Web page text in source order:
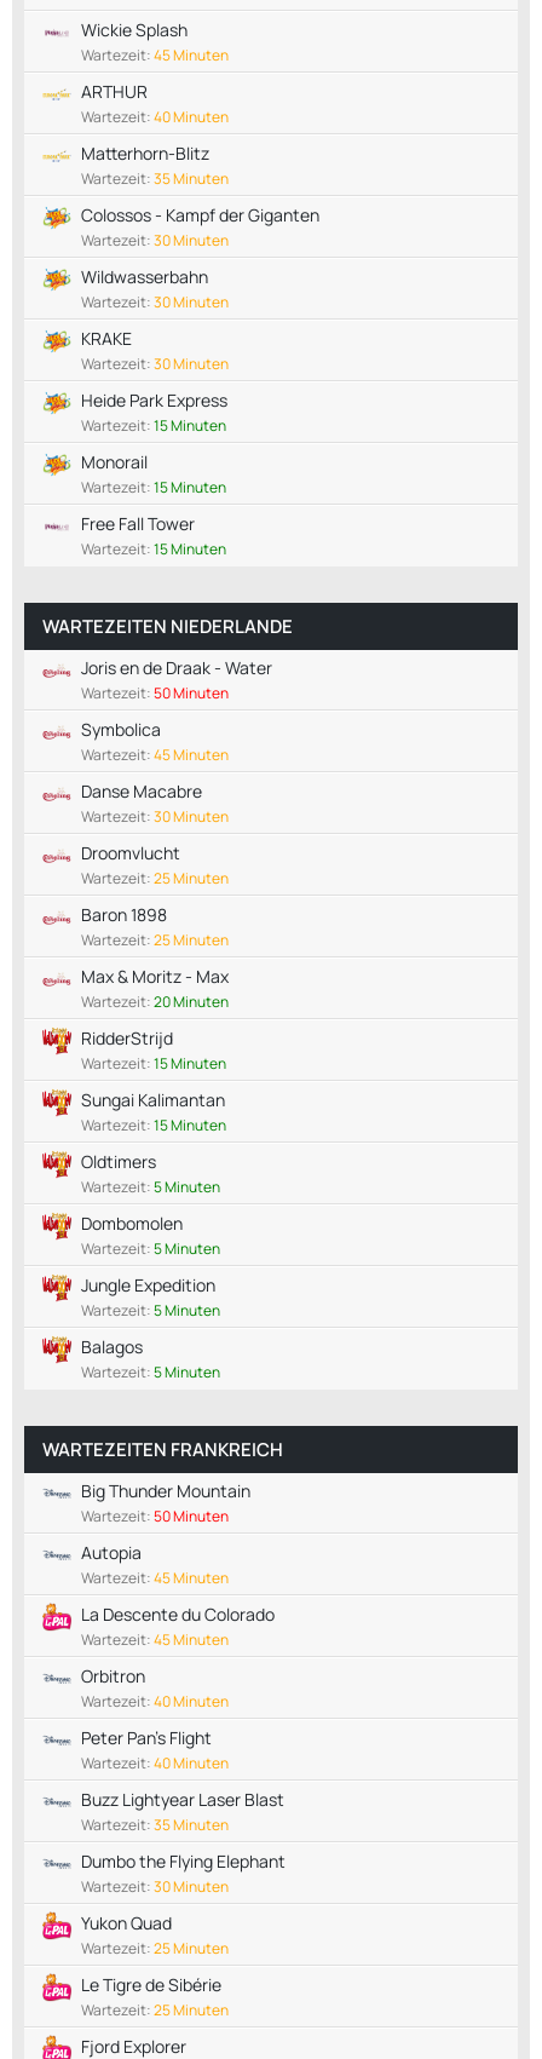
Wickie Splash
Wartezeit:45 Minuten
ARTHUR
Wartezeit:40 Minuten
Matterhorn-Blitz
Wartezeit:35 Minuten
Colossos - Kampf der Giganten
Wartezeit:30 Minuten
Wildwasserbahn
Wartezeit:30 Minuten
KRAKE
Wartezeit:30 Minuten
Heide Park Express
Wartezeit:15 Minuten
Monorail
Wartezeit:15 Minuten
Free Fall Tower
Wartezeit:15 Minuten
WARTEZEITEN NIEDERLANDE
Joris en de Draak - Water
Wartezeit:50 Minuten
Symbolica
Wartezeit:45 Minuten
Danse Macabre
Wartezeit:30 Minuten
Droomvlucht
Wartezeit:25 Minuten
Baron 1898
Wartezeit:25 Minuten
Max & Moritz - Max
Wartezeit:20 Minuten
RidderStrijd
Wartezeit:15 Minuten
Sungai Kalimantan
Wartezeit:15 Minuten
Oldtimers
Wartezeit:5 Minuten
Dombomolen
Wartezeit:5 Minuten
Jungle Expedition
Wartezeit:5 Minuten
Balagos
Wartezeit:5 Minuten
WARTEZEITEN FRANKREICH
Big Thunder Mountain
Wartezeit:50 Minuten
Autopia
Wartezeit:45 Minuten
La Descente du Colorado
Wartezeit:45 Minuten
Orbitron
Wartezeit:40 Minuten
Peter Pan's Flight
Wartezeit:40 Minuten
Buzz Lightyear Laser Blast
Wartezeit:35 Minuten
Dumbo the Flying Elephant
Wartezeit:30 Minuten
Yukon Quad
Wartezeit:25 Minuten
Le Tigre de Sibérie
Wartezeit:25 Minuten
Fjord Explorer